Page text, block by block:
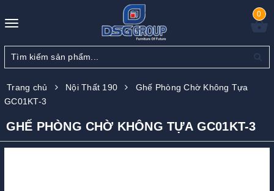
Toggle
0
Trang chủ Nội Thất 190
Ghế Phòng Chờ Không Tựa
GC01KT-3
GHẾ PHÒNG CHỜ KHÔNG TỰA GC01KT-3